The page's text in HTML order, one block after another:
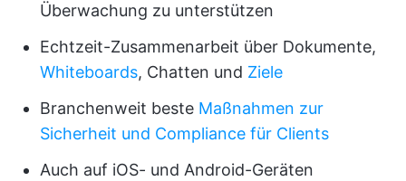
Überwachung zu unterstützen
Echtzeit-Zusammenarbeit über Dokumente,
Whiteboards, Chatten und Ziele
Branchenweit beste Maßnahmen zur
Sicherheit und Compliance für Clients
Auch auf iOS- und Android-Geräten